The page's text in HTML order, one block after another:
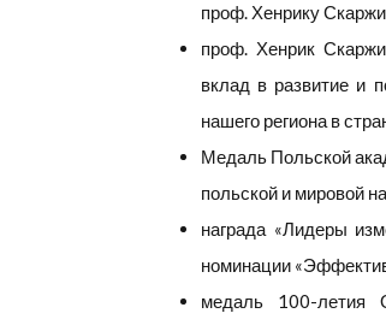
проф. Хенрику
проф. Хенрик
вклад в развитие и
нашего региона в
Медаль Польской
польской и мировой
награда «Лидеры
номинации
медаль 100-летия